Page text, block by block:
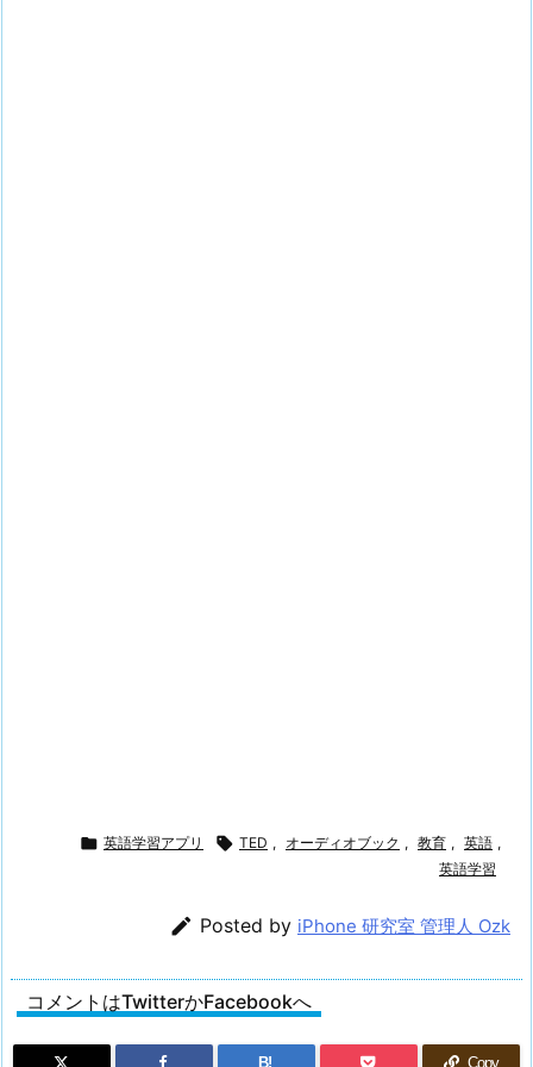
 英語学習アプリ  TED , オーディオブック , 教育 , 英語 ,
英語学習
 Posted by iPhone 研究室 管理人 Ozk
コメントはTwitterかFacebookへ
B! Copy